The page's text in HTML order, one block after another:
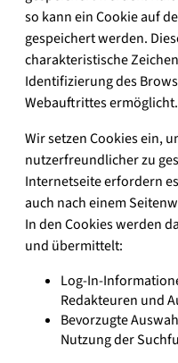
so kann ein Cookie auf
gespeichert werden.
charakteristische
Identifizierung des
Webauftrittes ermöglicht.
Wir setzen Cookies ein,
nutzerfreundlicher zu
Internetseite erfordern
auch nach einem
In den Cookies werden
und übermittelt:
Log-In-
Redakteuren und
Bevorzugte
Nutzung der